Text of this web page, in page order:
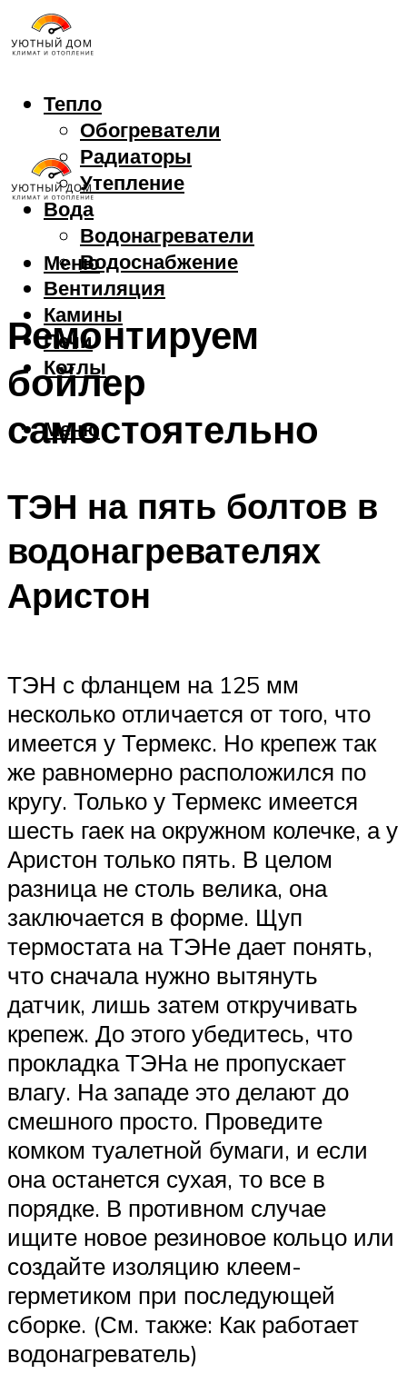
Тепло
Обогреватели
Радиаторы
Утепление
Вода
Водонагреватели
Водоснабжение
Вентиляция
Камины
Печи
Котлы
Меню
Меню
Ремонтируем
бойлер
самостоятельно
ТЭН на пять болтов в
водонагревателях
Аристон
ТЭН с фланцем на 125 мм
несколько отличается от того, что
имеется у Термекс. Но крепеж так
же равномерно расположился по
кругу. Только у Термекс имеется
шесть гаек на окружном колечке, а у
Аристон только пять. В целом
разница не столь велика, она
заключается в форме. Щуп
термостата на ТЭНе дает понять,
что сначала нужно вытянуть
датчик, лишь затем откручивать
крепеж. До этого убедитесь, что
прокладка ТЭНа не пропускает
влагу. На западе это делают до
смешного просто. Проведите
комком туалетной бумаги, и если
она останется сухая, то все в
порядке. В противном случае
ищите новое резиновое кольцо или
создайте изоляцию клеем-
герметиком при последующей
сборке. (См. также: Как работает
водонагреватель)